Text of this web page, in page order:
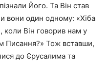
Його. Та Він став
вони один одному: «Хіба
Він говорив нам у
Писання?» Тож вставши,
до Єрусалима та